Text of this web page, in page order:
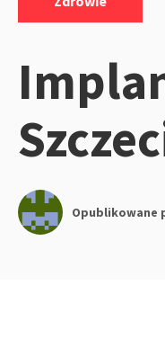
Opublikowane